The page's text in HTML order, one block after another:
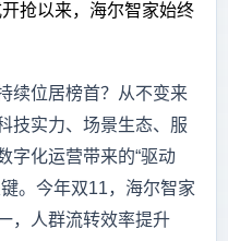
抢以来，海尔智家始终
续位居榜首？从不变来
技实力、场景生态、服
字化运营带来的“驱动
。今年双11，海尔智家
，人群流转效率提升